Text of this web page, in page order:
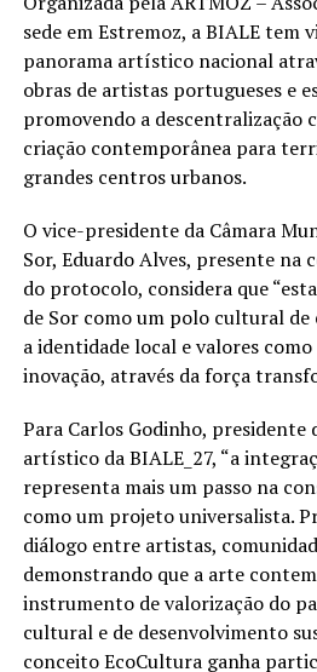
sede em Estremoz, a BIALE tem
panorama artístico nacional
obras de artistas portugueses e
promovendo a descentralização
criação contemporânea para
grandes centros urbanos.
O vice-presidente da Câmara
Sor, Eduardo Alves, presente na
do protocolo, considera que
de Sor como um polo cultural de
a identidade local e valores
inovação, através da força
Para Carlos Godinho, presidente
artístico da BIALE_27, “a
representa mais um passo na
como um projeto universalista.
diálogo entre artistas,
demonstrando que a arte
instrumento de valorização do
cultural e de desenvolvimento
conceito EcoCultura ganha